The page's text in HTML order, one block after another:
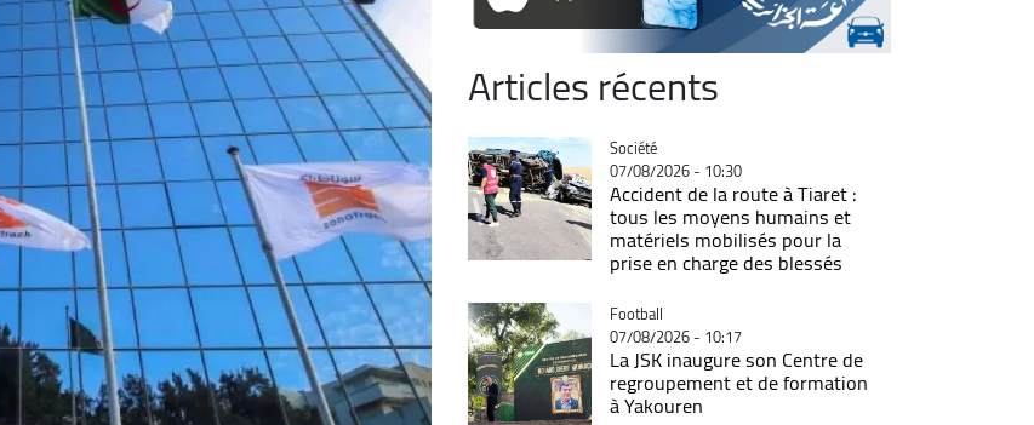
Articles récents
Catégorie
Société
07/08/2026 - 10:30
Accident de la route à Tiaret :
tous les moyens humains et
matériels mobilisés pour la
prise en charge des blessés
Catégorie
Football
07/08/2026 - 10:17
La JSK inaugure son Centre de
regroupement et de formation
à Yakouren